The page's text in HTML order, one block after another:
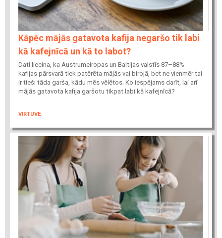
Kāpēc mājās gatavota kafija negaršo tik labi
kā kafejnīcā un kā to labot?
Dati liecina, ka Austrumeiropas un Baltijas valstīs 87–88%
kafijas pārsvarā tiek patērēta mājās vai birojā, bet ne vienmēr tai
ir tieši tāda garša, kādu mēs vēlētos. Ko iespējams darīt, lai arī
mājās gatavota kafija garšotu tikpat labi kā kafejnīcā?
VIRTUVE